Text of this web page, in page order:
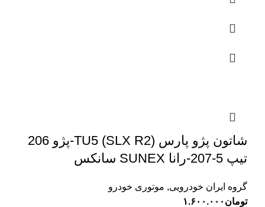
شاتون پژو پارس (SLX R2) TU5-پژو 206
تیپ 5-207-رانا SUNEX سانکس
گروه ایران خودرویی, موتوری خودرو
تومان ۱.۶۰۰.۰۰۰